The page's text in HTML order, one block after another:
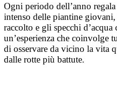
Ogni periodo dell’anno
intenso delle piantine
raccolto e gli specchi
un’esperienza che coinvolge
di osservare da vicino la vita
dalle rotte più battute.